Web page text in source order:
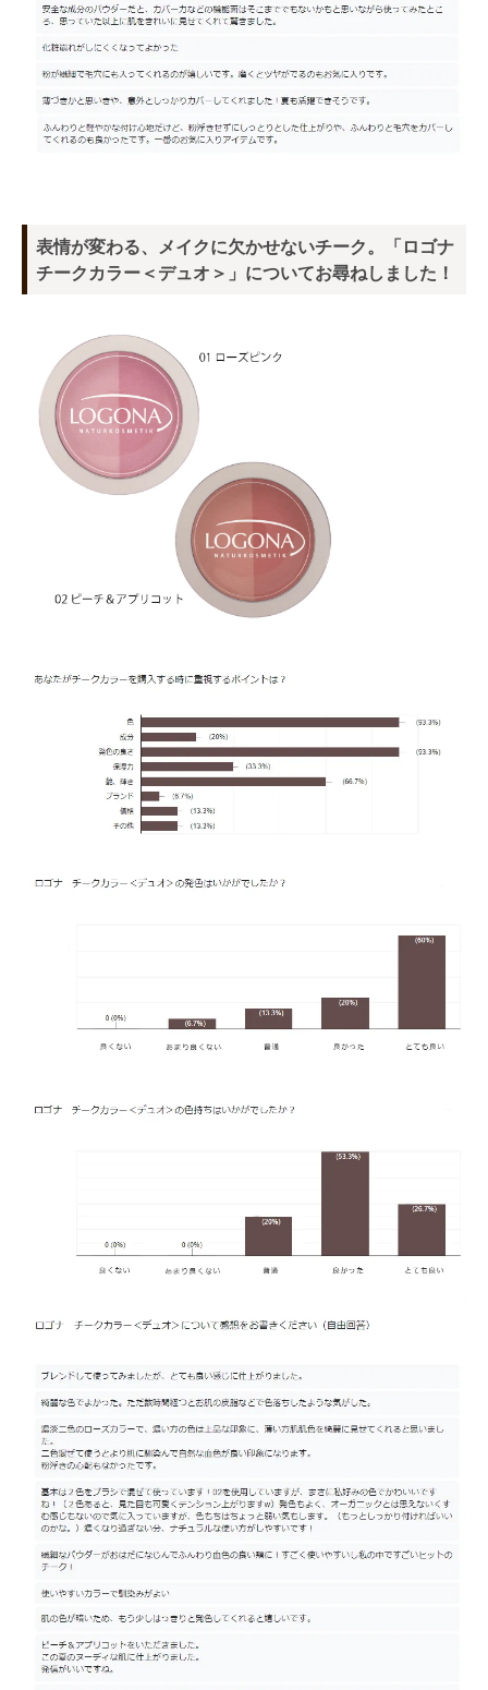
表情が変わる、メイクに欠かせないチーク。「ロゴナ
チークカラー＜デュオ＞」についてお尋ねしました！